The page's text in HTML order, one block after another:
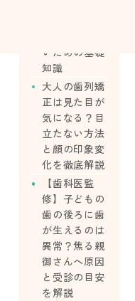
いための基礎
知識
大人の歯列矯
正は見た目が
気になる？目
立たない方法
と顔の印象変
化を徹底解説
【歯科医監
修】子どもの
歯の後ろに歯
が生えるのは
異常？焦る親
御さんへ原因
と受診の目安
を解説